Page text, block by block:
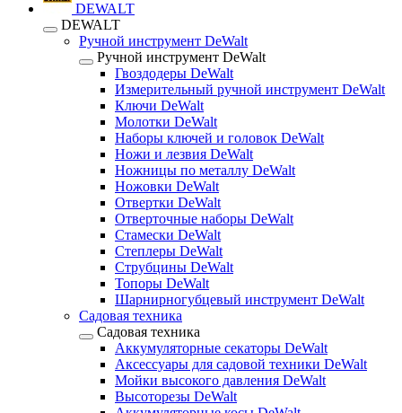
DEWALT
DEWALT
Ручной инструмент DeWalt
Ручной инструмент DeWalt
Гвоздодеры DeWalt
Измерительный ручной инструмент DeWalt
Ключи DeWalt
Молотки DeWalt
Наборы ключей и головок DeWalt
Ножи и лезвия DeWalt
Ножницы по металлу DeWalt
Ножовки DeWalt
Отвертки DeWalt
Отверточные наборы DeWalt
Стамески DeWalt
Степлеры DeWalt
Струбцины DeWalt
Топоры DeWalt
Шарнирногубцевый инструмент DeWalt
Садовая техника
Садовая техника
Аккумуляторные секаторы DeWalt
Аксессуары для садовой техники DeWalt
Мойки высокого давления DeWalt
Высоторезы DeWalt